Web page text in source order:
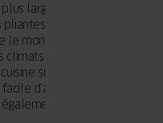
larges et comporter plus
permettent de
le monde extérieur et
chauds. Il est courant
sur toute la largeur du
d’aérer la pièce lorsque
l’impression de